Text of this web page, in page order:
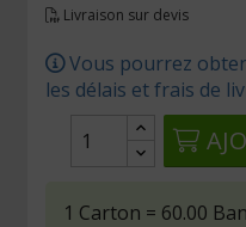
Livraison sur devis
Vous pourrez
les délais et frais de
1 Carton = 60.00